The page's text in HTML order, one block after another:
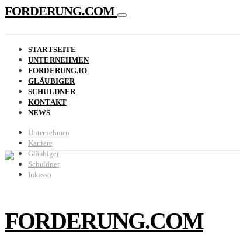
FORDERUNG.COM
STARTSEITE
UNTERNEHMEN
FORDERUNG.IO
GLÄUBIGER
SCHULDNER
KONTAKT
NEWS
Unternehmen
Karriere
Gläubiger
Schuldner
Inkasso
FORDERUNG.COM